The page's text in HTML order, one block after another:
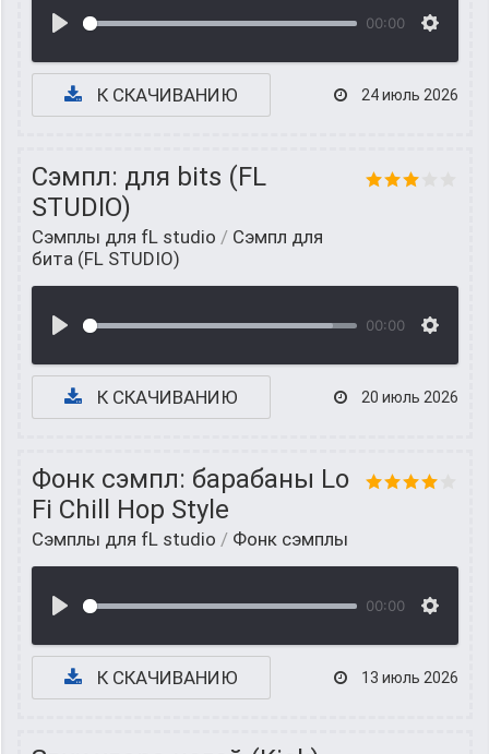
00:00
К СКАЧИВАНИЮ 24 июль 2026
Сэмпл: для bits (FL
STUDIO)
Сэмплы для fL studio / Cэмпл для
бита (FL STUDIO)
00:00
К СКАЧИВАНИЮ 20 июль 2026
Фонк сэмпл: барабаны Lo
Fi Chill Hop Style
Сэмплы для fL studio / Фонк сэмплы
00:00
К СКАЧИВАНИЮ 13 июль 2026